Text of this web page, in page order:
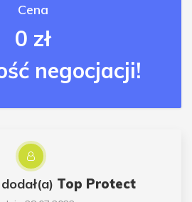
Cena
0 zł
negocjacji!
Top Protect